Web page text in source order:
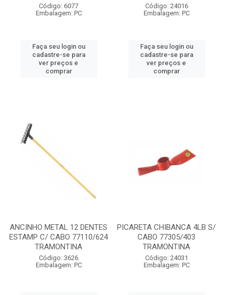
Código: 6077
Embalagem: PC
Faça seu login ou
cadastre-se para
ver preços e
comprar
Código: 24016
Embalagem: PC
Faça seu login ou
cadastre-se para
ver preços e
comprar
ANCINHO METAL 12 DENTES
ESTAMP C/ CABO 77110/624
TRAMONTINA
Código: 3626
Embalagem: PC
PICARETA CHIBANCA 4LB S/
CABO 77305/403
TRAMONTINA
Código: 24031
Embalagem: PC